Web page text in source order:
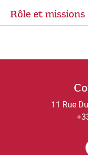
Rôle et missions
11 Rue